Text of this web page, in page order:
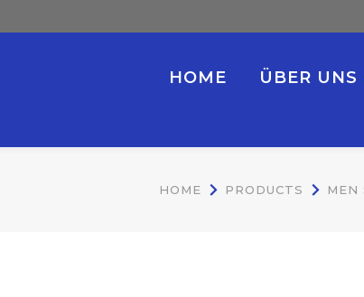
HOME ÜBER UNS
HOME PRODUCTS MEN